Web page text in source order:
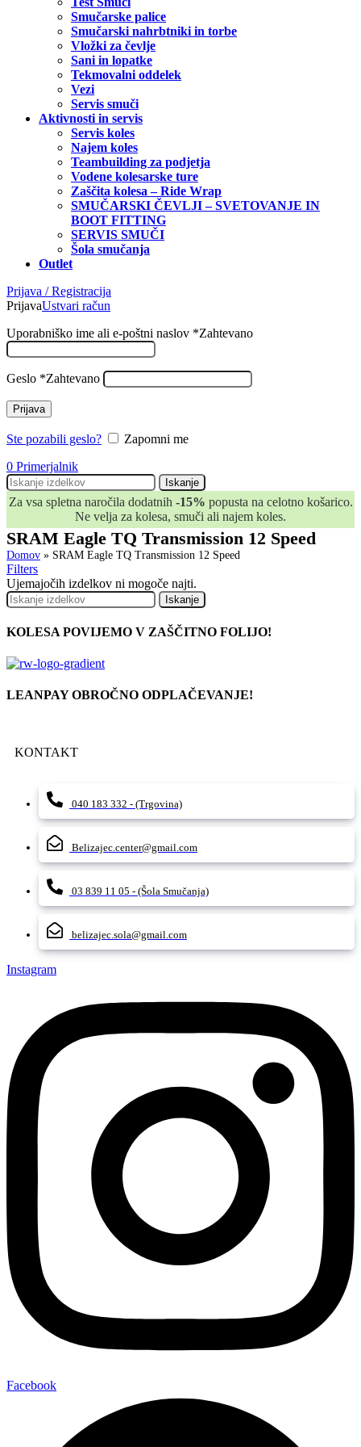
Smučarske palice
Smučarski nahrbtniki in torbe
Vložki za čevlje
Sani in lopatke
Tekmovalni oddelek
Vezi
Servis smuči
Aktivnosti in servis
Servis koles
Najem koles
Teambuilding za podjetja
Vodene kolesarske ture
Zaščita kolesa – Ride Wrap
SMUČARSKI ČEVLJI – SVETOVANJE IN
BOOT FITTING
SERVIS SMUČI
Šola smučanja
Outlet
Prijava / Registracija
PrijavaUstvari račun
Uporabniško ime ali e-poštni naslov *Zahtevano
Geslo *Zahtevano
Prijava
Ste pozabili geslo?
Zapomni me
0 Primerjalnik
Iskanje
Za vsa spletna naročila dodatnih -15% popusta na celotno košarico.
Ne velja za kolesa, smuči ali najem koles.
SRAM Eagle TQ Transmission 12 Speed
Domov » SRAM Eagle TQ Transmission 12 Speed
Filters
Ujemajočih izdelkov ni mogoče najti.
Iskanje
KOLESA POVIJEMO V ZAŠČITNO FOLIJO!
LEANPAY OBROČNO ODPLAČEVANJE!
KONTAKT
040 183 332 - (Trgovina)
Belizajec.center@gmail.com
03 839 11 05 - (Šola Smučanja)
belizajec.sola@gmail.com
Instagram
Facebook